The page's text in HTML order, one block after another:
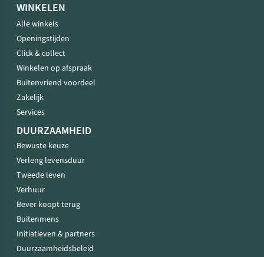
WINKELEN
Alle winkels
Openingstijden
Click & collect
Winkelen op afspraak
Buitenvriend voordeel
Zakelijk
Services
DUURZAAMHEID
Bewuste keuze
Verleng levensduur
Tweede leven
Verhuur
Bever koopt terug
Buitenmens
Initiatieven & partners
Duurzaamheidsbeleid